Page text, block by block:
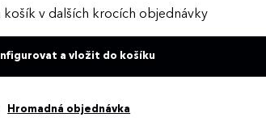
košík v dalších krocích objednávky
a vložit do košíku
Hromadná objednávka